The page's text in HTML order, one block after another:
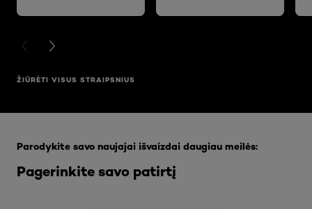
PREVIOUS CARD
NEXT CARD
ŽIŪRĖTI VISUS STRAIPSNIUS
Pagerinkite savo patirtį
Parodykite savo naujajai išvaizdai daugiau meilės: